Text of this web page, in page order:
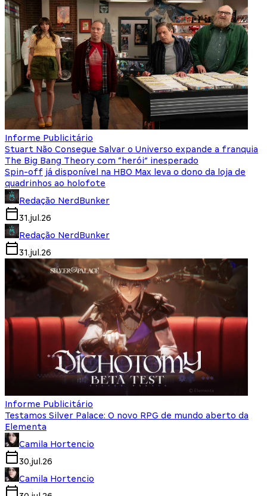
Informe Publicitário
Stuart Não Consegue Salvar o Universo expande a franquia
The Big Bang Theory com “herói” inesperado
Spin-off já disponível na HBO Max leva o dono da loja de
quadrinhos ao holofote
Redação NerdBunker
31.jul.26
Redação NerdBunker
31.jul.26
Informe Publicitário
Testamos Silver Palace: O novo RPG de mundo aberto da
Elementa
Camila Hortencio
30.jul.26
Camila Hortencio